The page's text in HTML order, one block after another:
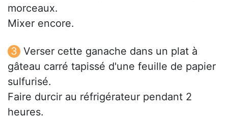
morceaux.
Mixer encore.
Verser cette ganache dans un plat à
gâteau carré tapissé d'une feuille de papier
sulfurisé.
Faire durcir au réfrigérateur pendant 2
heures.